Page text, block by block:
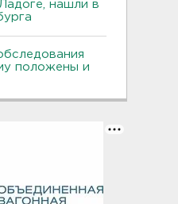
нашли в
положены и